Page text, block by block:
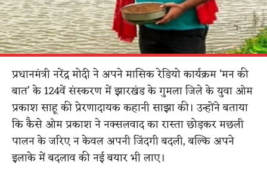
प्रधानमंत्री नरेंद्र मोदी ने अपने मासिक रेडियो कार्यक्रम ‘मन की
बात’ के 124वें संस्करण में झारखंड के गुमला जिले के युवा ओम
प्रकाश साहू की प्रेरणादायक कहानी साझा की। उन्होंने बताया
कि कैसे ओम प्रकाश ने नक्सलवाद का रास्ता छोड़कर मछली
पालन के जरिए न केवल अपनी जिंदगी बदली, बल्कि अपने
इलाके में बदलाव की नई बयार भी लाए।